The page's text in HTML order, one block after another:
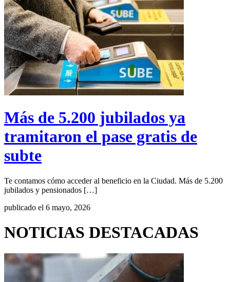
Más de 5.200 jubilados ya
tramitaron el pase gratis de
subte
Te contamos cómo acceder al beneficio en la Ciudad. Más de 5.200
jubilados y pensionados […]
publicado el 6 mayo, 2026
NOTICIAS DESTACADAS